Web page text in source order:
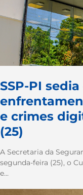
SSP-PI
e crimes
(25)
A Secretaria da
segunda-feira (25), o
e...